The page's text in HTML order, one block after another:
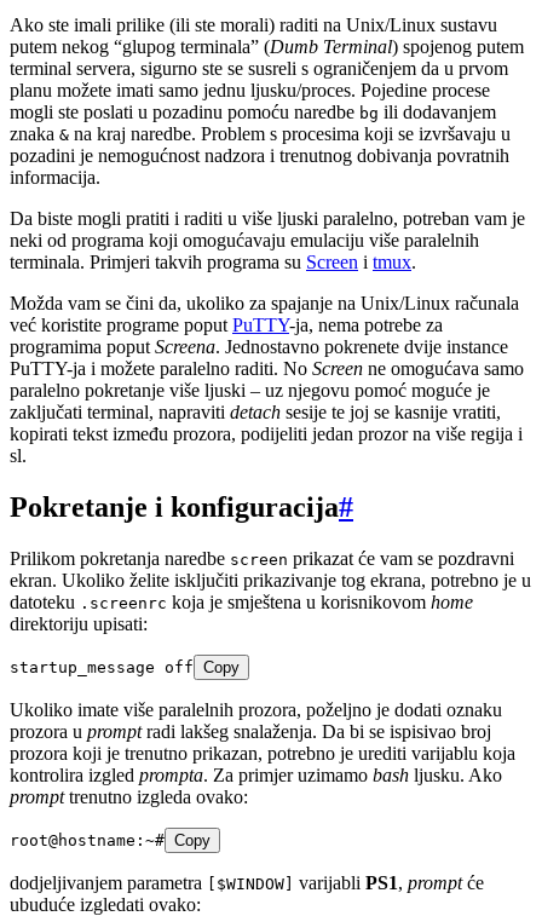
Ako ste imali prilike (ili ste morali) raditi na Unix/Linux sustavu
putem nekog “glupog terminala” (Dumb Terminal) spojenog putem
terminal servera, sigurno ste se susreli s ograničenjem da u prvom
planu možete imati samo jednu ljusku/proces. Pojedine procese
mogli ste poslati u pozadinu pomoću naredbe bg ili dodavanjem
znaka & na kraj naredbe. Problem s procesima koji se izvršavaju u
pozadini je nemogućnost nadzora i trenutnog dobivanja povratnih
informacija.
Da biste mogli pratiti i raditi u više ljuski paralelno, potreban vam je
neki od programa koji omogućavaju emulaciju više paralelnih
terminala. Primjeri takvih programa su Screen i tmux.
Možda vam se čini da, ukoliko za spajanje na Unix/Linux računala
već koristite programe poput PuTTY-ja, nema potrebe za
programima poput Screena. Jednostavno pokrenete dvije instance
PuTTY-ja i možete paralelno raditi. No Screen ne omogućava samo
paralelno pokretanje više ljuski – uz njegovu pomoć moguće je
zaključati terminal, napraviti detach sesije te joj se kasnije vratiti,
kopirati tekst između prozora, podijeliti jedan prozor na više regija i
sl.
Pokretanje i konfiguracija#
Prilikom pokretanja naredbe screen prikazat će vam se pozdravni
ekran. Ukoliko želite isključiti prikazivanje tog ekrana, potrebno je u
datoteku .screenrc koja je smještena u korisnikovom home
direktoriju upisati:
startup_message off Copy
Ukoliko imate više paralelnih prozora, poželjno je dodati oznaku
prozora u promptradi lakšeg snalaženja. Da bi se ispisivao broj
prozora koji je trenutno prikazan, potrebno je urediti varijablu koja
kontrolira izgled prompta. Za primjer uzimamo bash ljusku. Ako
prompttrenutno izgleda ovako:
root@hostname:~# Copy
dodjeljivanjem parametra [$WINDOW] varijabli PS1, promptće
ubuduće izgledati ovako: